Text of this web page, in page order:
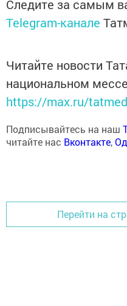
Следите за самым
Telegram-канале
Читайте новости
национальном
https://max.ru/
Подписывайтесь на наш
читайте нас Вконтакте,
Перейти на